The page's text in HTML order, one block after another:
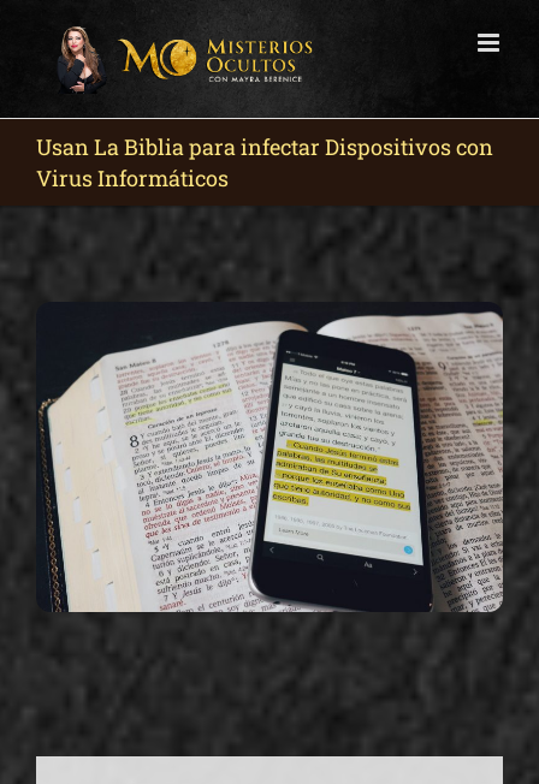
Usan La Biblia para infectar Dispositivos con
Virus Informáticos